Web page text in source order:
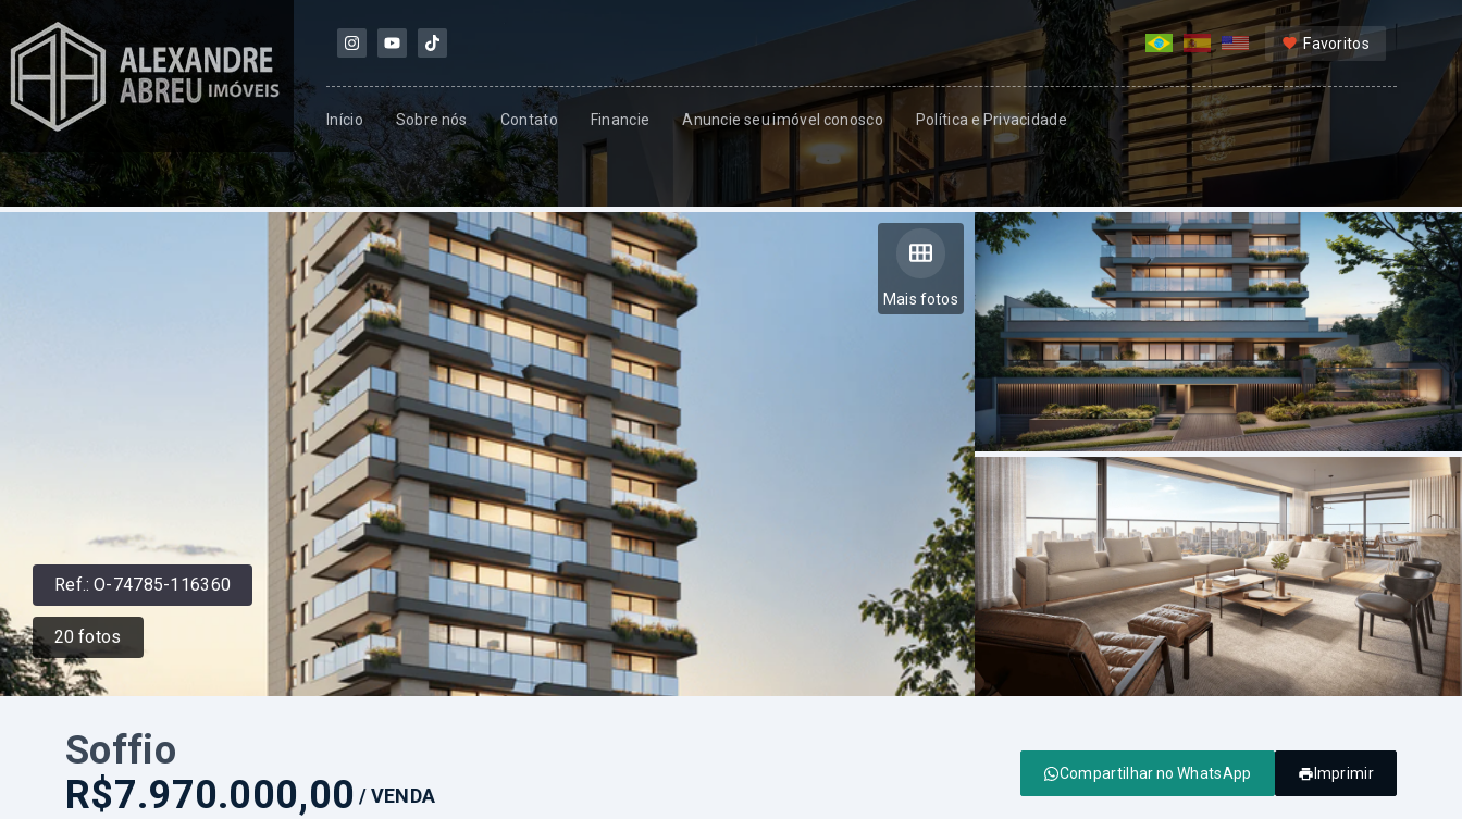
Favoritos
Início Sobre nós Contato Financie Anuncie seu imóvel conosco Política e Privacidade
Ref.:O-74785-116360
20 fotos
Mais fotos
Soffio
R$7.970.000,00 /VENDA
Compartilhar no WhatsApp Imprimir